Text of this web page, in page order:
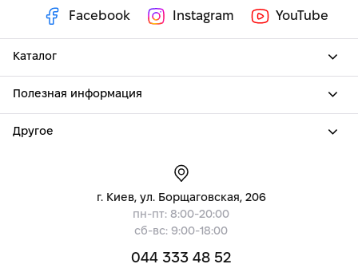
Facebook Instagram YouTube
Каталог
Полезная информация
Другое
г. Киев, ул. Борщаговская, 206
пн-пт: 8:00-20:00
сб-вс: 9:00-18:00
044 333 48 52